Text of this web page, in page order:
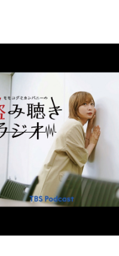
ッグが似合わなくなっ
とも告白。「保育園の
ってみたら、そのまま
も明かしました。
「復刊させたい」
では、ゲストが人生の背
ゆとりくんが選んだの
」でした。「買収して
とも取れる夢を語りま
で『FRUiTS』展をやっ
ほしいですね」と共感。
ミンとトーベ・ヤンソ
ムーミンについて話を
ってのムーミンについ
精神的なバックボーン
ンの言葉に支えられた
る印象です」と紹介し
たものの、作者トーベ・